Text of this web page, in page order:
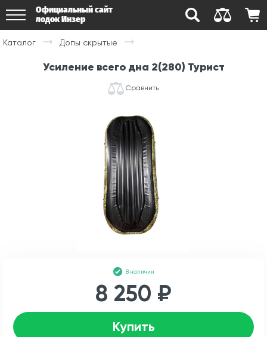
Официальный сайт
лодок Инзер
Каталог Допы скрытые
Усиление всего дна 2(280) Турист
Сравнить
В наличии
8 250 ₽
Купить